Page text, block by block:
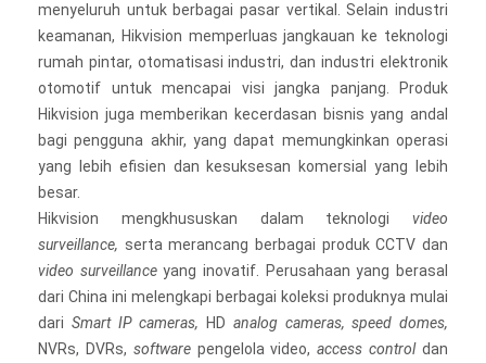
menyeluruh untuk berbagai pasar vertikal. Selain industri
keamanan, Hikvision memperluas jangkauan ke teknologi
rumah pintar, otomatisasi industri, dan industri elektronik
otomotif untuk mencapai visi jangka panjang. Produk
Hikvision juga memberikan kecerdasan bisnis yang andal
bagi pengguna akhir, yang dapat memungkinkan operasi
yang lebih efisien dan kesuksesan komersial yang lebih
besar.
Hikvision mengkhususkan dalam teknologi video
surveillance, serta merancang berbagai produk CCTV dan
video surveillanceyang inovatif. Perusahaan yang berasal
dari China ini melengkapi berbagai koleksi produknya mulai
dari Smart IP cameras, HD analog cameras, speed domes,
NVRs, DVRs, softwarepengelola video,access controldan